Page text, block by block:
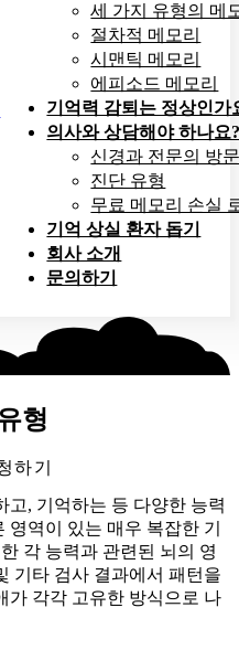
세 가지 유형의 메
절차적 메모리
시맨틱 메모리
에피소드 메모리
기억력 감퇴는 정상인가
의사와 상담해야 하나요
신경과 전문의 방
진단 유형
무료 메모리 손실
기억 상실 환자 돕기
회사 소개
문의하기
형
하기
고, 기억하는 등 다양한 능력
역이 있는 매우 복잡한 기
각 능력과 관련된 뇌의 영
기타 검사 결과에서 패턴을
가 각각 고유한 방식으로 나